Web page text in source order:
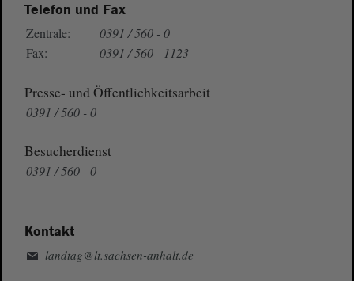
Telefon und Fax
Zentrale:
0391 / 560 - 0
Fax:
0391 / 560 - 1123
Presse- und Öffentlichkeitsarbeit
0391 / 560 - 0
Besucherdienst
0391 / 560 - 0
Kontakt
landtag@lt.sachsen-anhalt.de